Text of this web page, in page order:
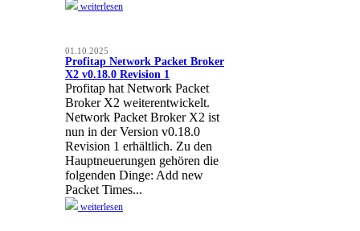
weiterlesen
01.10.2025
Profitap Network Packet Broker
X2 v0.18.0 Revision 1
Profitap hat Network Packet
Broker X2 weiterentwickelt.
Network Packet Broker X2 ist
nun in der Version v0.18.0
Revision 1 erhältlich. Zu den
Hauptneuerungen gehören die
folgenden Dinge: Add new
Packet Times...
weiterlesen